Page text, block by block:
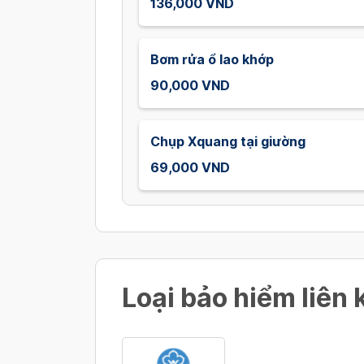
136,000 VND
Bơm rửa ổ lao khớp
90,000 VND
Chụp Xquang tại giường
69,000 VND
Loại bảo hiểm liên